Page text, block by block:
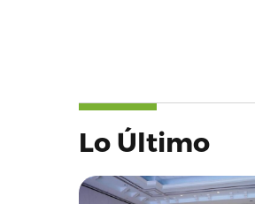
Lo Último